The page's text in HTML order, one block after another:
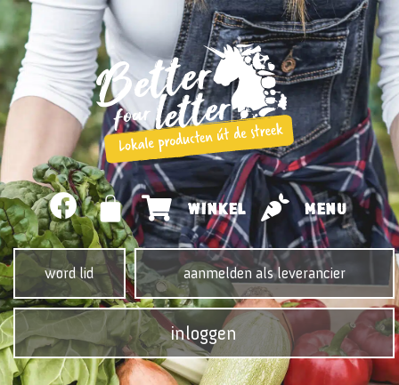
WINKEL MENU
word lid aanmelden als leverancier
inloggen